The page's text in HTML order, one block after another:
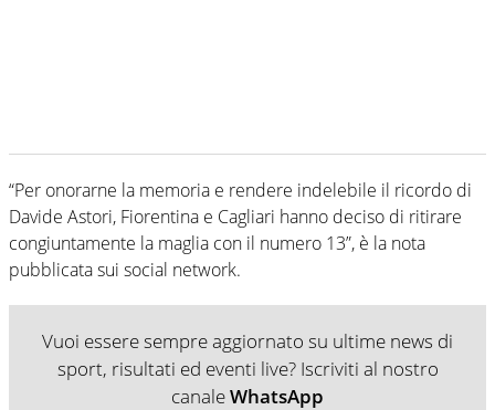
“Per onorarne la memoria e rendere indelebile il ricordo di
Davide Astori, Fiorentina e Cagliari hanno deciso di ritirare
congiuntamente la maglia con il numero 13”, è la nota
pubblicata sui social network.
Vuoi essere sempre aggiornato su ultime news di
sport, risultati ed eventi live? Iscriviti al nostro
canaleWhatsApp